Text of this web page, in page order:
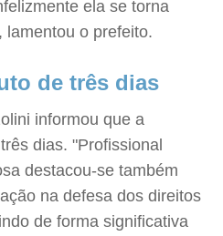
ela se torna
lamentou o prefeito.
de três dias
informou que a
dias. "Profissional
destacou-se também
na defesa dos direitos
de forma significativa